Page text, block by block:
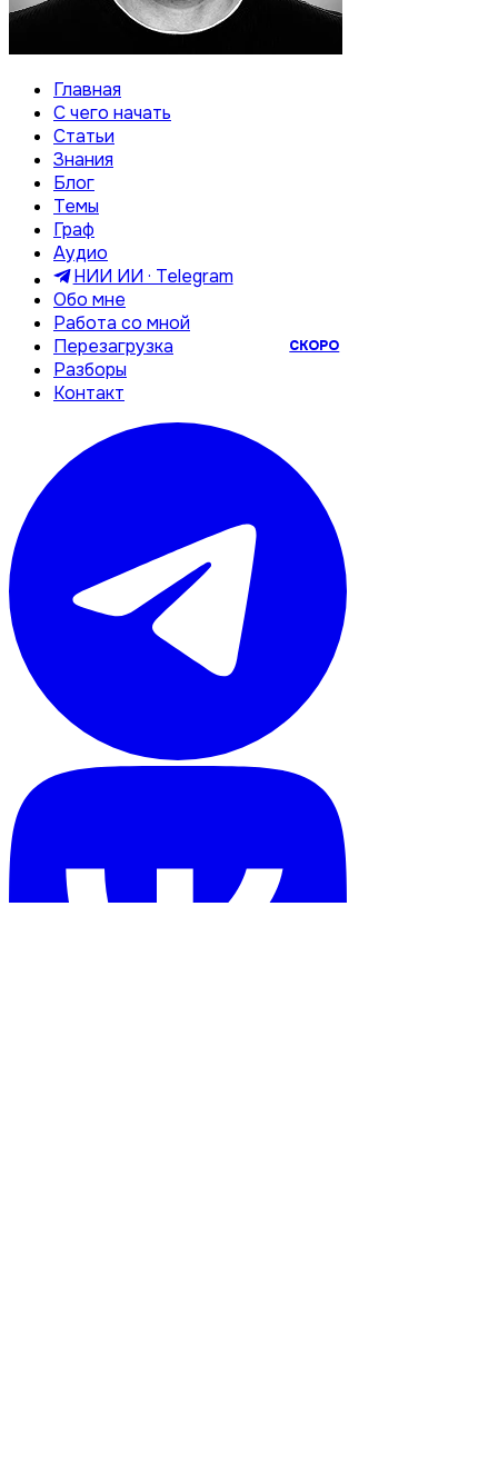
Главная
С чего начать
Статьи
Знания
Блог
Темы
Граф
Аудио
НИИ ИИ · Telegram
Обо мне
Работа со мной
Перезагрузка
СКОРО
Разборы
Контакт